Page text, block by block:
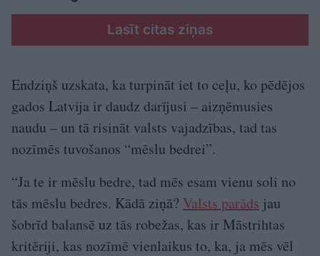
Lasīt citas ziņas
Endziņš uzskata, ka turpināt iet to ceļu, ko pēdējos
gados Latvija ir daudz darījusi – aizņēmusies
naudu – un tā risināt valsts vajadzības, tad tas
nozīmēs tuvošanos “mēslu bedrei”.
“Ja te ir mēslu bedre, tad mēs esam vienu soli no
tās mēslu bedres. Kādā ziņā? Valsts parāds jau
šobrīd balansē uz tās robežas, kas ir Māstrihtas
kritēriji, kas nozīmē vienlaikus to, ka, ja mēs vēl